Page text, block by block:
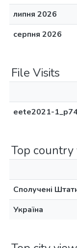
липня 2026
серпня 2026
File Visits
eete2021-
Top country
Сполучені
Україна